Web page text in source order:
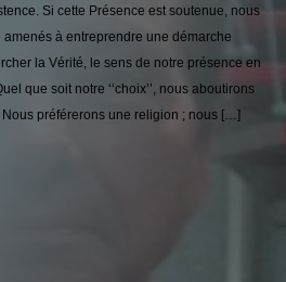
Si cette Présence est soutenue, nous
amenés à entreprendre une démarche
la Vérité, le sens de notre présence en
que soit notre ‘‘choix’’, nous aboutirons
: Nous préférerons une religion ; nous […]